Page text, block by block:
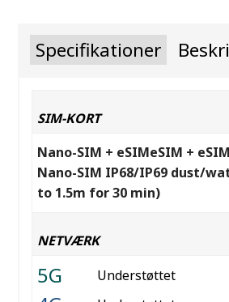
Specifikationer
SIM-KORT
Nano-SIM + eSIMeSIM +
Nano-SIM IP68/IP69 dust/
to 1.5m for 30 min)
NETVÆRK
5G Understøttet